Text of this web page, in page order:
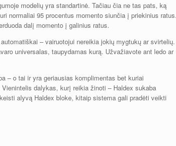
modelių yra standartinė. Tačiau čia ne tas pats, ką
normaliai 95 procentus momento siunčia į priekinius
dalį momento į galinius ratus.
– vairuotojui nereikia jokių mygtukų ar svirtelių.
universalas, taupydamas kurą. Užvažiavote ant ledo ar
– o tai ir yra geriausias komplimentas bet kuriai
dalykas, kurį reikia žinoti – Haldex sukaba
alyvą Haldex bloke, kitaip sistema gali pradėti veikti